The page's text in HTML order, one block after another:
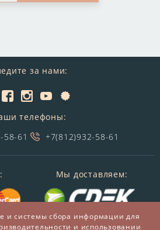
за нами:
телефоны:
58-61
+7(812)932-58-61
Мы доставляем:
и системы сбора информации для
и использовании